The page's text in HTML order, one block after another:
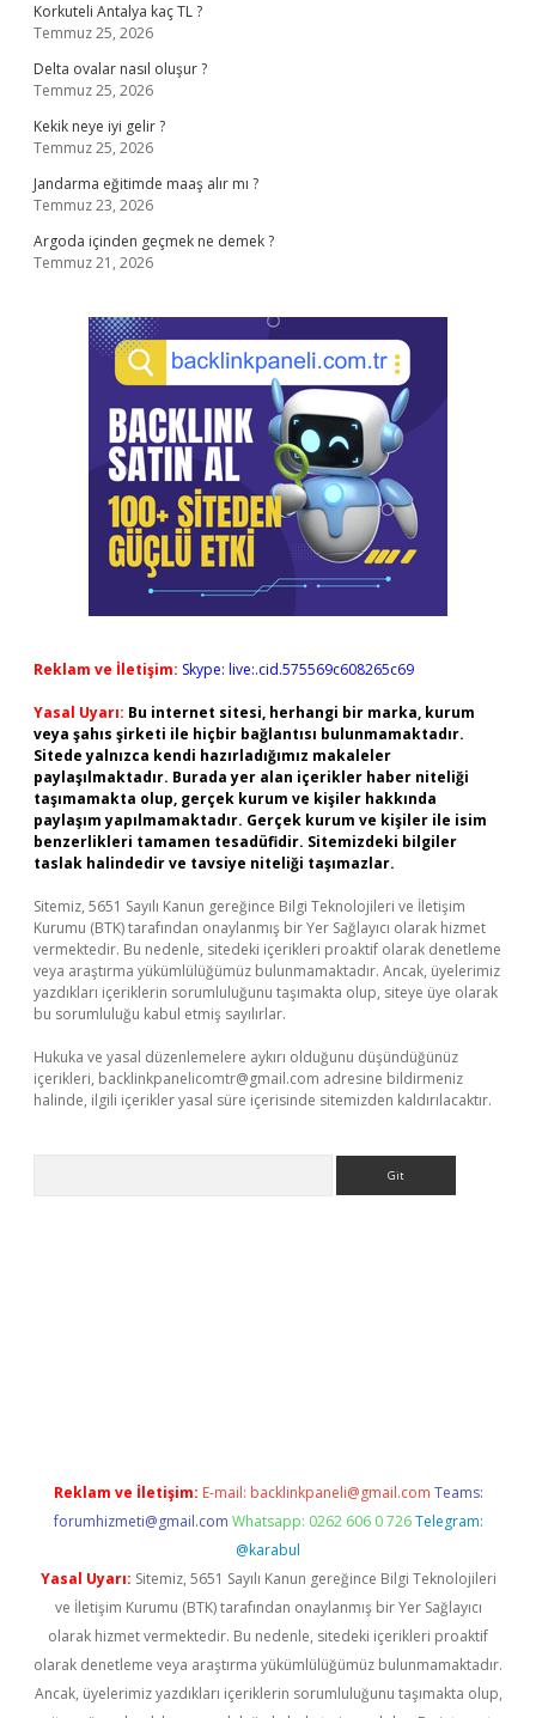
Korkuteli Antalya kaç TL ?
Temmuz 25, 2026
Delta ovalar nasıl oluşur ?
Temmuz 25, 2026
Kekik neye iyi gelir ?
Temmuz 25, 2026
Jandarma eğitimde maaş alır mı ?
Temmuz 23, 2026
Argoda içinden geçmek ne demek ?
Temmuz 21, 2026
Reklam ve İletişim: Skype: live:.cid.575569c608265c69
Yasal Uyarı: Bu internet sitesi, herhangi bir marka, kurum
veya şahıs şirketi ile hiçbir bağlantısı bulunmamaktadır.
Sitede yalnızca kendi hazırladığımız makaleler
paylaşılmaktadır. Burada yer alan içerikler haber niteliği
taşımamakta olup, gerçek kurum ve kişiler hakkında
paylaşım yapılmamaktadır. Gerçek kurum ve kişiler ile isim
benzerlikleri tamamen tesadüfidir. Sitemizdeki bilgiler
taslak halindedir ve tavsiye niteliği taşımazlar.
Sitemiz, 5651 Sayılı Kanun gereğince Bilgi Teknolojileri ve İletişim
Kurumu (BTK) tarafından onaylanmış bir Yer Sağlayıcı olarak hizmet
vermektedir. Bu nedenle, sitedeki içerikleri proaktif olarak denetleme
veya araştırma yükümlülüğümüz bulunmamaktadır. Ancak, üyelerimiz
yazdıkları içeriklerin sorumluluğunu taşımakta olup, siteye üye olarak
bu sorumluluğu kabul etmiş sayılırlar.
Hukuka ve yasal düzenlemelere aykırı olduğunu düşündüğünüz
içerikleri, backlinkpanelicomtr@gmail.com adresine bildirmeniz
halinde, ilgili içerikler yasal süre içerisinde sitemizden kaldırılacaktır.
Reklam ve İletişim: E-mail: backlinkpaneli@gmail.com Teams:
forumhizmeti@gmail.com Whatsapp: 0262 606 0 726 Telegram:
@karabul
Yasal Uyarı: Sitemiz, 5651 Sayılı Kanun gereğince Bilgi Teknolojileri
ve İletişim Kurumu (BTK) tarafından onaylanmış bir Yer Sağlayıcı
olarak hizmet vermektedir. Bu nedenle, sitedeki içerikleri proaktif
olarak denetleme veya araştırma yükümlülüğümüz bulunmamaktadır.
Ancak, üyelerimiz yazdıkları içeriklerin sorumluluğunu taşımakta olup,